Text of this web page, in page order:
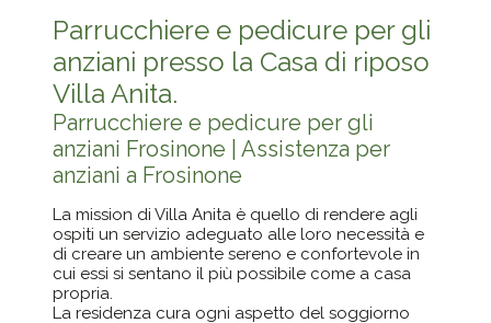
Parrucchiere e pedicure per gli
anziani presso la Casa di riposo
Villa Anita.
Parrucchiere e pedicure per gli
anziani Frosinone | Assistenza per
anziani a Frosinone
La mission di Villa Anita è quello di rendere agli
ospiti un servizio adeguato alle loro necessità e
di creare un ambiente sereno e confortevole in
cui essi si sentano il più possibile come a casa
propria.
La residenza cura ogni aspetto del soggiorno